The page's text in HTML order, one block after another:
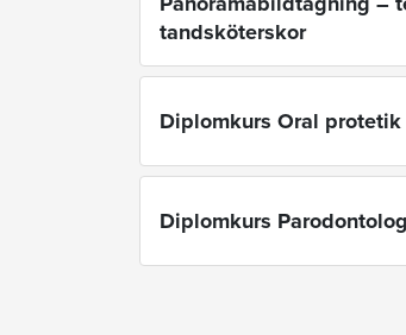
tandsköterskor
Diplomkurs Oral protetik
Diplomkurs